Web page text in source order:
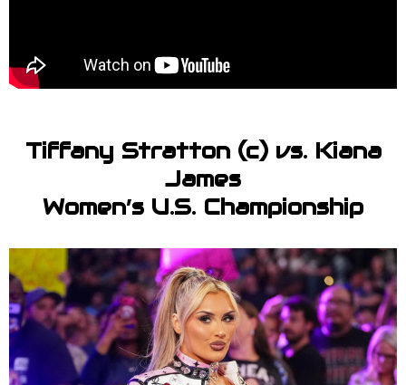
Tiffany Stratton (c) vs. Kiana
James
Women’s U.S. Championship